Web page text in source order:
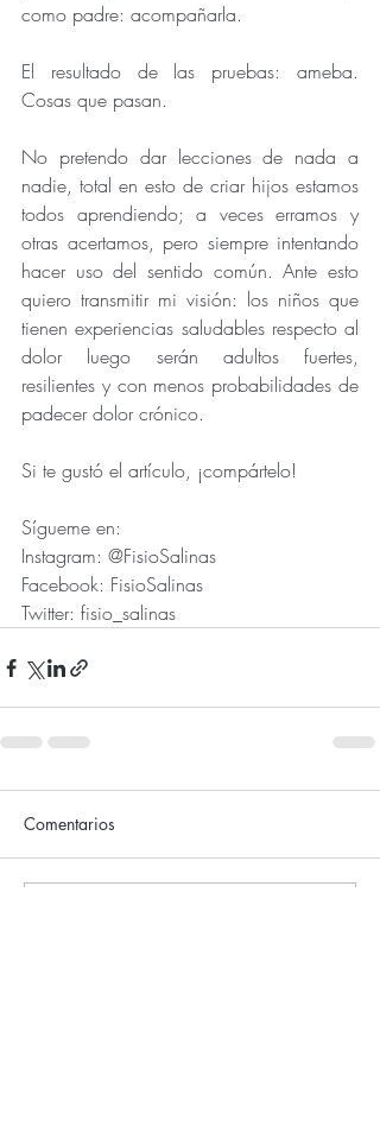
como padre: acompañarla.
El resultado de las pruebas: ameba.
Cosas que pasan.
No pretendo dar lecciones de nada a
nadie, total en esto de criar hijos estamos
todos aprendiendo; a veces erramos y
otras acertamos, pero siempre intentando
hacer uso del sentido común. Ante esto
quiero transmitir mi visión: los niños que
tienen experiencias saludables respecto al
dolor luego serán adultos fuertes,
resilientes y con menos probabilidades de
padecer dolor crónico.
Si te gustó el artículo, ¡compártelo!
Sígueme en:
Instagram: @FisioSalinas
Facebook: FisioSalinas
Twitter: fisio_salinas
Comentarios